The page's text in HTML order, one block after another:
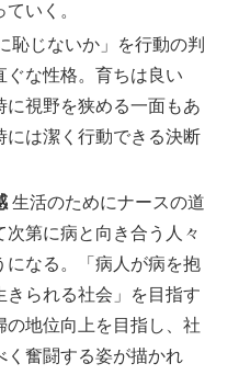
いく。
恥じないか」を行動の判
ぐな性格。育ちは良い
に視野を狭める一面もあ
には潔く行動できる決断
生活のためにナースの道
第に病と向き合う人々
になる。「病人が病を抱
きられる社会」を目指す
の地位向上を目指し、社
く奮闘する姿が描かれ